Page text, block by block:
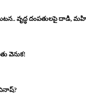
వృద్ధ దంపతులపై దాడి,
వెనుక!